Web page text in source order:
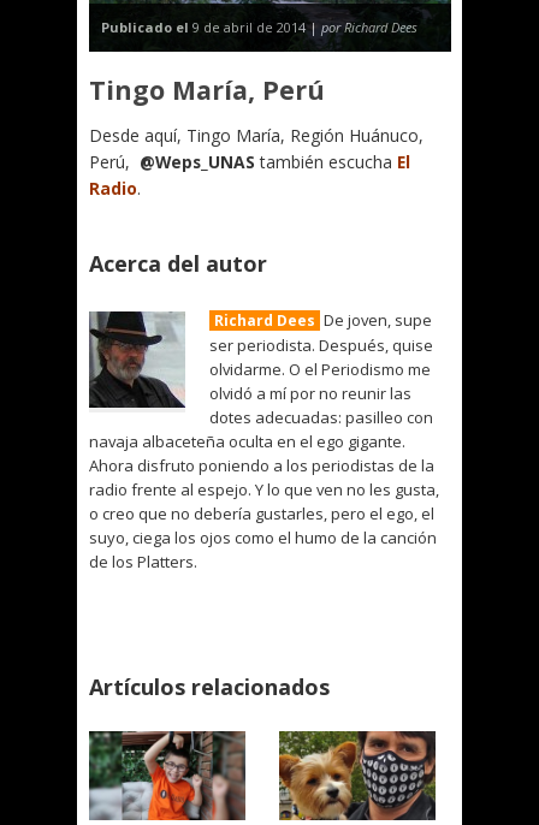
Publicado el 9 de abril de 2014 | por Richard Dees
Tingo María, Perú
Desde aquí, Tingo María, Región Huánuco,
Perú, @Weps_UNAS también escucha El
Radio.
Acerca del autor
Richard Dees De joven, supe
ser periodista. Después, quise
olvidarme. O el Periodismo me
olvidó a mí por no reunir las
dotes adecuadas: pasilleo con
navaja albaceteña oculta en el ego gigante.
Ahora disfruto poniendo a los periodistas de la
radio frente al espejo. Y lo que ven no les gusta,
o creo que no debería gustarles, pero el ego, el
suyo, ciega los ojos como el humo de la canción
de los Platters.
Artículos relacionados